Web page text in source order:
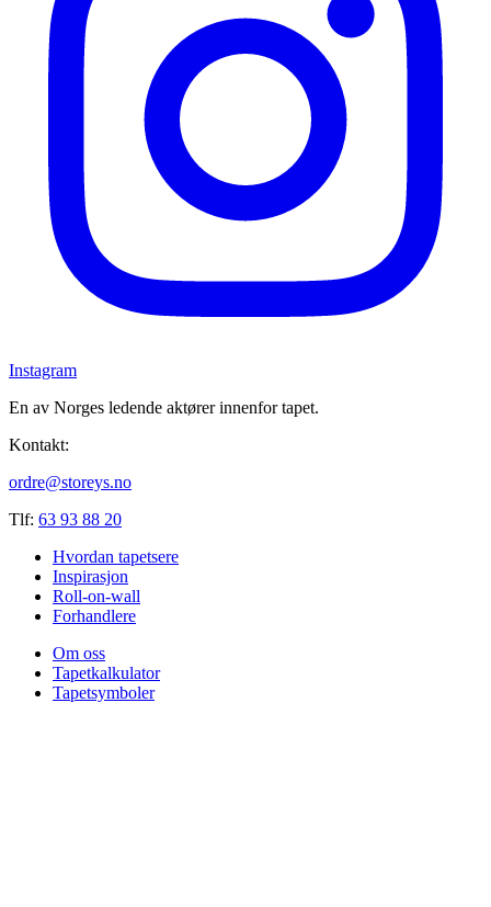
Instagram
En av Norges ledende aktører innenfor tapet.
Kontakt:
ordre@storeys.no
Tlf: 63 93 88 20
Hvordan tapetsere
Inspirasjon
Roll-on-wall
Forhandlere
Om oss
Tapetkalkulator
Tapetsymboler